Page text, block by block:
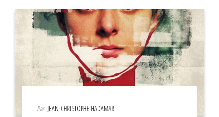
Par JEAN-CHRISTOPHE HADAMAR